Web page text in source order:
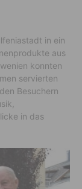
in ein
aus
konnten
servierten
Besuchern
in das